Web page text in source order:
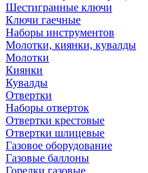
Шестигранные ключи
Ключи гаечные
Наборы инструментов
Молотки, киянки, кувалды
Молотки
Киянки
Кувалды
Отвертки
Наборы отверток
Отвертки крестовые
Отвертки шлицевые
Газовое оборудование
Газовые баллоны
Горелки газовые